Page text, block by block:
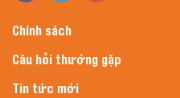
Chính sách
Câu hỏi thường gặp
Tin tức mới